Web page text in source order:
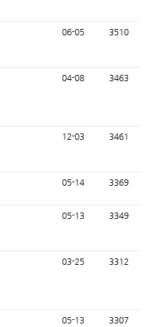
06-05 3510
04-08 3463
12-03 3461
05-14 3369
05-13 3349
03-25 3312
05-13 3307